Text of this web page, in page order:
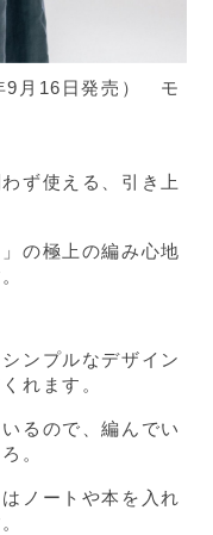
9月16日発売） モ
ず使える、引き上
の極上の編み心地
ンプルなデザイン
れます。
るので、編んでい
。
ノートや本を入れ